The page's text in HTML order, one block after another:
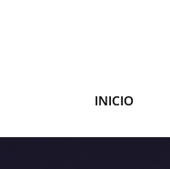
INICIO